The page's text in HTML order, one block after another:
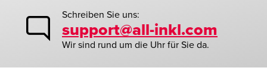
Schreiben Sie uns:
support@all-inkl.com
Wir sind rund um die Uhr für Sie da.